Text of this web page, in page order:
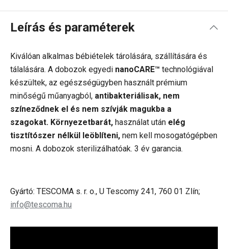
Leírás és paraméterek
Kiválóan alkalmas bébiételek tárolására, szállítására és
tálalására. A dobozok egyedi nanoCARE™ technológiával
készültek, az egészségügyben használt prémium
minőségű műanyagból, antibakteriálisak, nem
színeződnek el és nem szívják magukba a
szagokat. Környezetbarát, használat után elég
tisztítószer nélkül leöblíteni, nem kell mosogatógépben
mosni. A dobozok sterilizálhatóak. 3 év garancia.
Gyártó: TESCOMA s. r. o., U Tescomy 241, 760 01 Zlín;
info@tescoma.hu